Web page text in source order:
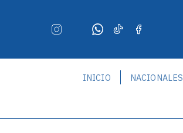
INICIO NACIONALES